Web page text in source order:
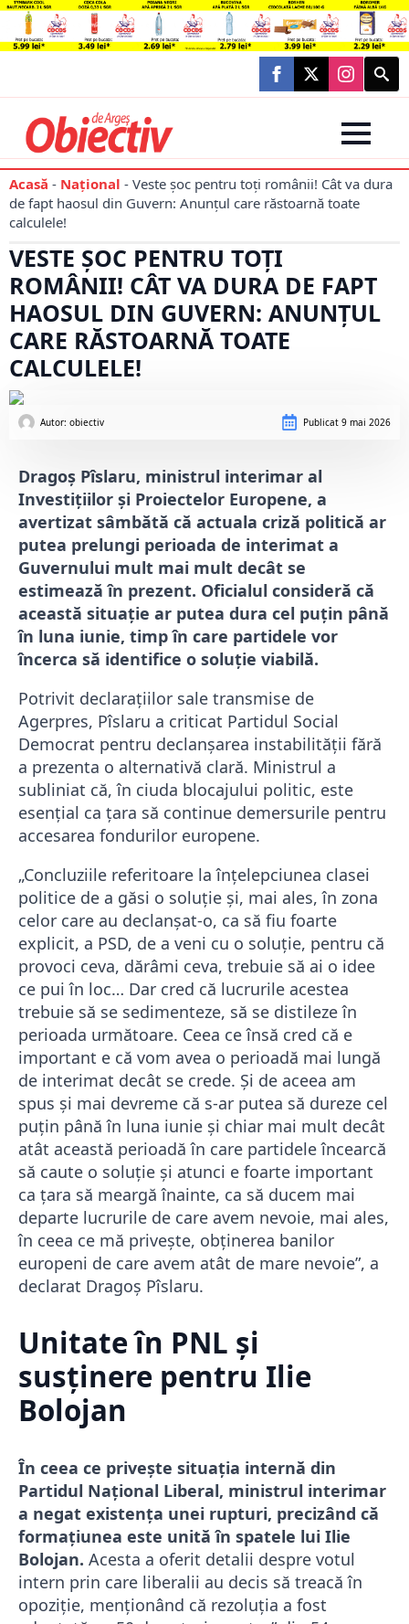
Search
for:
Acasă - Național - Veste șoc pentru toți românii! Cât va dura
de fapt haosul din Guvern: Anunțul care răstoarnă toate
calculele!
VESTE ȘOC PENTRU TOȚI
ROMÂNII! CÂT VA DURA DE FAPT
HAOSUL DIN GUVERN: ANUNȚUL
CARE RĂSTOARNĂ TOATE
CALCULELE!
Autor: obiectiv Publicat 9 mai 2026
Dragoș Pîslaru, ministrul interimar al
Investițiilor și Proiectelor Europene, a
avertizat sâmbătă că actuala criză politică ar
putea prelungi perioada de interimat a
Guvernului mult mai mult decât se
estimează în prezent. Oficialul consideră că
această situație ar putea dura cel puțin până
în luna iunie, timp în care partidele vor
încerca să identifice o soluție viabilă.
Potrivit declarațiilor sale transmise de
Agerpres, Pîslaru a criticat Partidul Social
Democrat pentru declanșarea instabilității fără
a prezenta o alternativă clară. Ministrul a
subliniat că, în ciuda blocajului politic, este
esențial ca țara să continue demersurile pentru
accesarea fondurilor europene.
„Concluziile referitoare la înţelepciunea clasei
politice de a găsi o soluţie şi, mai ales, în zona
celor care au declanşat-o, ca să fiu foarte
explicit, a PSD, de a veni cu o soluţie, pentru că
provoci ceva, dărâmi ceva, trebuie să ai o idee
ce pui în loc… Dar cred că lucrurile acestea
trebuie să se sedimenteze, să se distileze în
perioada următoare. Ceea ce însă cred că e
important e că vom avea o perioadă mai lungă
de interimat decât se crede. Şi de aceea am
spus şi mai devreme că s-ar putea să dureze cel
puţin până în luna iunie şi chiar mai mult decât
atât această perioadă în care partidele încearcă
să caute o soluţie şi atunci e foarte important
ca ţara să meargă înainte, ca să ducem mai
departe lucrurile de care avem nevoie, mai ales,
în ceea ce mă priveşte, obţinerea banilor
europeni de care avem atât de mare nevoie”, a
declarat Dragoș Pîslaru.
Unitate în PNL și
susținere pentru Ilie
Bolojan
În ceea ce privește situația internă din
Partidul Național Liberal, ministrul interimar
a negat existența unei rupturi, precizând că
formațiunea este unită în spatele lui Ilie
Bolojan. Acesta a oferit detalii despre votul
intern prin care liberalii au decis să treacă în
opoziție, menționând că rezoluția a fost